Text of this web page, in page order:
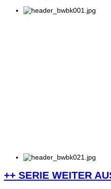
++ SERIE WEITER